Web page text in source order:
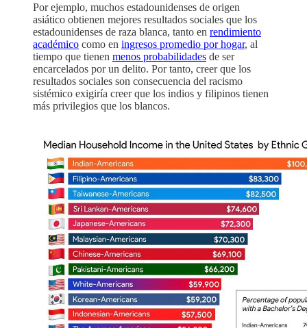
Por ejemplo, muchos estadounidenses de origen
asiático obtienen mejores resultados sociales que los
estadounidenses de raza blanca, tanto en rendimiento
académico como en ingresos promedio por hogar, al
tiempo que tienen menos probabilidades de ser
encarcelados por un delito. Por tanto, creer que los
resultados sociales son consecuencia del racismo
sistémico exigiría creer que los indios y filipinos tienen
más privilegios que los blancos.